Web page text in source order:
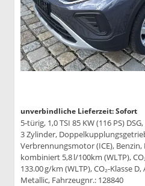
unverbindliche Lieferzeit: Sofort
5-türig, 1,0 TSI 85 KW (116 PS)
3 Zylinder,
Verbrennungsmotor (ICE),
kombiniert 5,8 l/100km (WLTP),
133.00 g/km (WLTP), CO₂-Klasse
Metallic, Fahrzeugnr.: 128840